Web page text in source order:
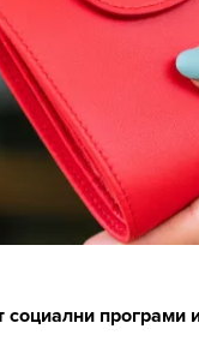
социални програми